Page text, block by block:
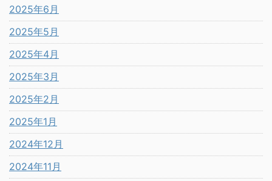
2025年6月
2025年5月
2025年4月
2025年3月
2025年2月
2025年1月
2024年12月
2024年11月